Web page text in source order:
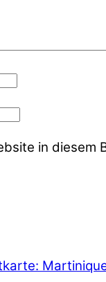
in diesem